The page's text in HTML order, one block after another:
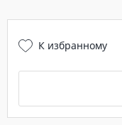
К избранному